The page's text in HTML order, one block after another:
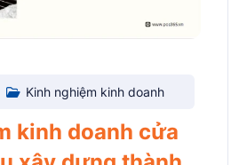
Kinh nghiệm kinh doanh
kinh doanh cửa